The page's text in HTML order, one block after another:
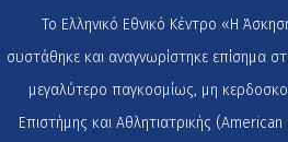
Το Ελληνικό Εθνικό Κέντρο «Η
συστάθηκε και αναγνωρίστηκε επίσημα
μεγαλύτερο παγκοσμίως, μη
Επιστήμης και Αθλητιατρικής